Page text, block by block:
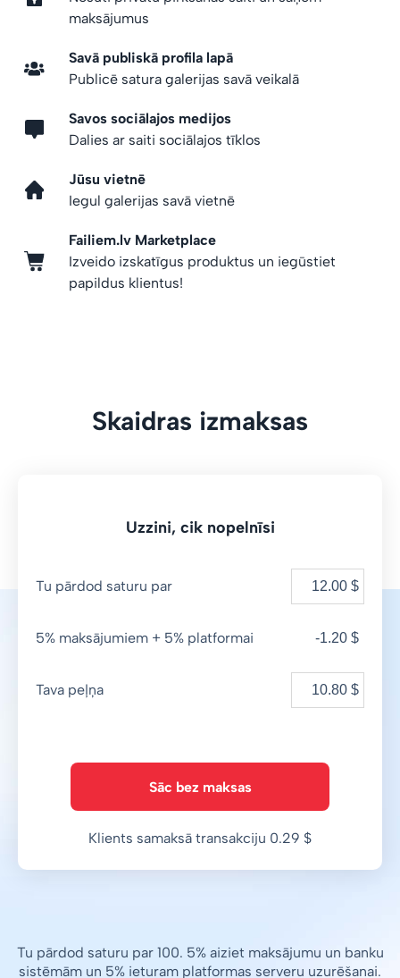
maksājumus
Savā publiskā profila lapā
Publicē satura galerijas savā veikalā
Savos sociālajos medijos
Dalies ar saiti sociālajos tīklos
Jūsu vietnē
Iegul galerijas savā vietnē
Failiem.lv Marketplace
Izveido izskatīgus produktus un iegūstiet
papildus klientus!
Skaidras izmaksas
Uzzini, cik nopelnīsi
Tu pārdod saturu par
5% maksājumiem + 5% platformai -1.20 $
Tava peļņa
Sāc bez maksas
Klients samaksā transakciju 0.29 $
Tu pārdod saturu par 100. 5% aiziet maksājumu un banku
sistēmām un 5% ieturam platformas serveru uzurēšanai.